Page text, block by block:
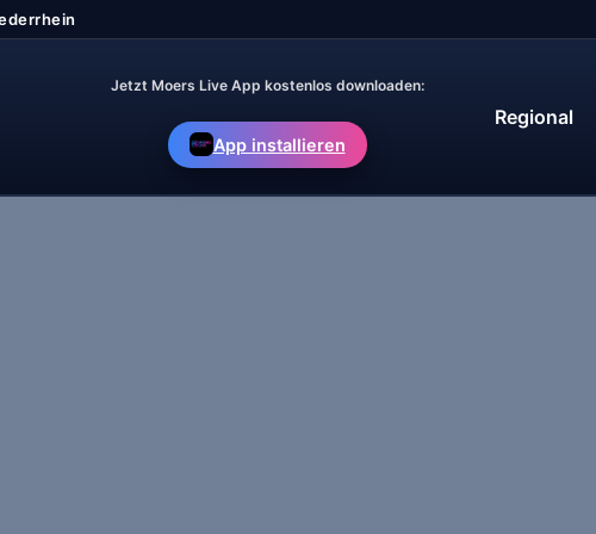
Jetzt Moers Live App kostenlos downloaden:
App installieren
Regional